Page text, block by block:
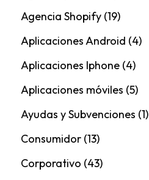
Agencia Shopify(19)
Aplicaciones Android (4)
Aplicaciones Iphone(4)
Aplicaciones móviles (5)
Ayudas y Subvenciones (1)
Consumidor(13)
Corporativo (43)